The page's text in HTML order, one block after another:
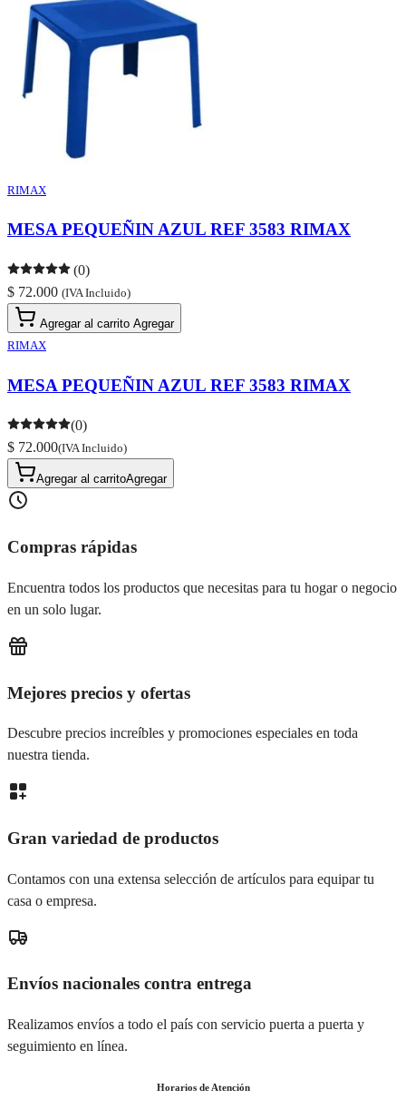
RIMAX
MESA PEQUEÑIN AZUL REF 3583 RIMAX
(0)
$ 72.000 (IVA Incluido)
Agregar al carrito Agregar
RIMAX
MESA PEQUEÑIN AZUL REF 3583 RIMAX
(0)
$ 72.000(IVA Incluido)
Agregar al carritoAgregar
Compras rápidas
Encuentra todos los productos que necesitas para tu hogar o negocio
en un solo lugar.
Mejores precios y ofertas
Descubre precios increíbles y promociones especiales en toda
nuestra tienda.
Gran variedad de productos
Contamos con una extensa selección de artículos para equipar tu
casa o empresa.
Envíos nacionales contra entrega
Realizamos envíos a todo el país con servicio puerta a puerta y
seguimiento en línea.
Horarios de Atención